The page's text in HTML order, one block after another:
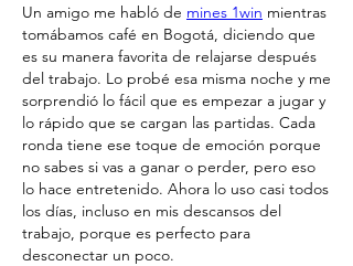
Un amigo me habló de mines 1win mientras
tomábamos café en Bogotá, diciendo que
es su manera favorita de relajarse después
del trabajo. Lo probé esa misma noche y me
sorprendió lo fácil que es empezar a jugar y
lo rápido que se cargan las partidas. Cada
ronda tiene ese toque de emoción porque
no sabes si vas a ganar o perder, pero eso
lo hace entretenido. Ahora lo uso casi todos
los días, incluso en mis descansos del
trabajo, porque es perfecto para
desconectar un poco.